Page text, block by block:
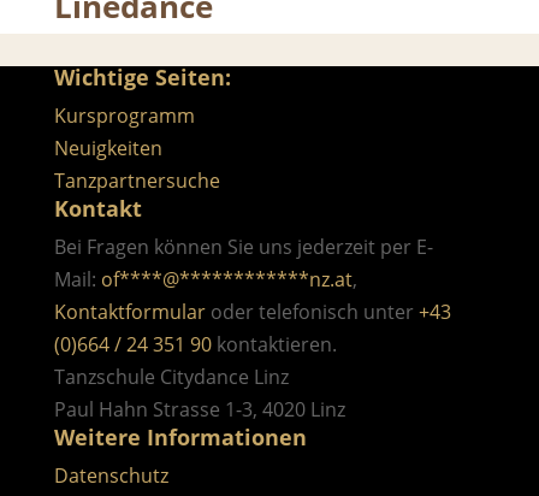
Wichtige Seiten:
Kursprogramm
Neuigkeiten
Tanzpartnersuche
Kontakt
Bei Fragen können Sie uns jederzeit per E-
Mail: of****@************nz.at,
Kontaktformularoder telefonisch unter +43
(0)664 / 24 351 90kontaktieren.
Tanzschule Citydance Linz
Paul Hahn Strasse 1-3, 4020 Linz
Weitere Informationen
Datenschutz